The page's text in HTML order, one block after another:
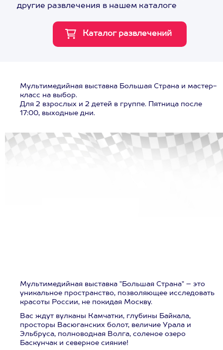
другие развлечения в нашем каталоге
Мультимедийная выставка Большая Страна и мастер-
класс на выбор.
Для 2 взрослых и 2 детей в группе. Пятница после
17:00, выходные дни.
Мультимедийная выставка "Большая Страна" – это
уникальное пространство, позволяющее исследовать
красоты России, не покидая Москву.
Вас ждут вулканы Камчатки, глубины Байкала,
просторы Васюганских болот, величие Урала и
Эльбруса, полноводная Волга, соленое озеро
Баскунчак и северное сияние!